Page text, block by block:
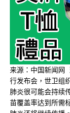
来源：中国新闻网
行发布会，世卫组
肺炎很可能会持续
苗覆盖率达到所需